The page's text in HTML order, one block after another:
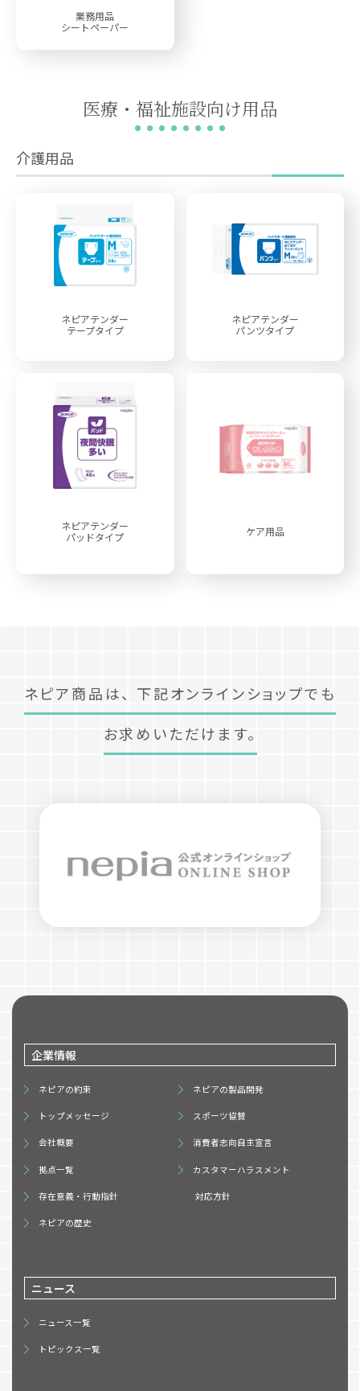
業務用品
シートペーパー
医療・福祉施設向け用品
介護用品
ネピアテンダー
テープタイプ
ネピアテンダー
パンツタイプ
ネピアテンダー
パッドタイプ
ケア用品
ネピア商品は、 下記オンラインショップでも
お求めいただけます。
企業情報
ネピアの約束
トップメッセージ
会社概要
拠点一覧
存在意義・行動指針
ネピアの歴史
ネピアの製品開発
スポーツ協賛
消費者志向自主宣言
カスタマーハラスメント
対応方針
ニュース
ニュース一覧
トピックス一覧